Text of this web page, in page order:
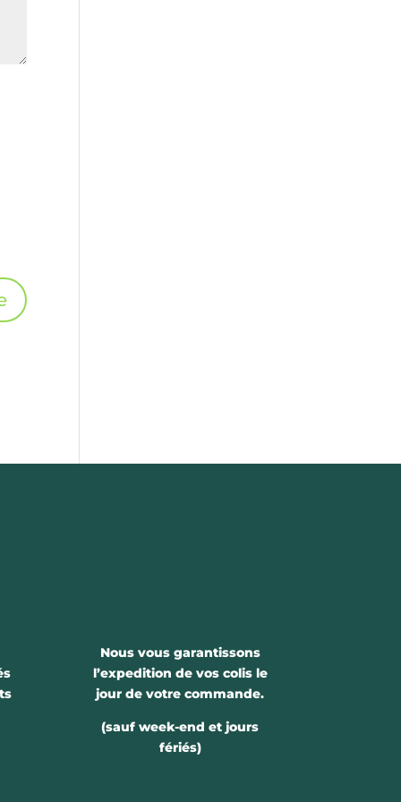
Nous vous garantissons
l’expedition de vos colis le
jour de votre commande.
(sauf week-end et jours
fériés)